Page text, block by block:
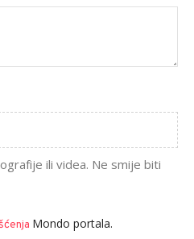
ili videa. Ne smije biti
Mondo portala.